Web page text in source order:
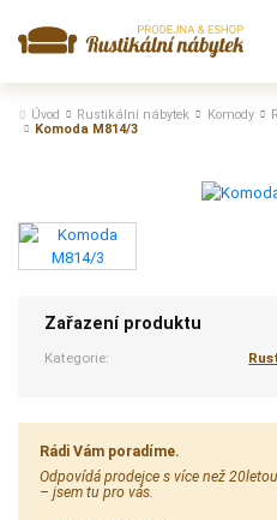
Úvod Rustikální nábytek Komody
Komoda M814/3
Zařazení produktu
Kategorie:
Rádi Vám poradíme.
Odpovídá prodejce s více než
– jsem tu pro vás.